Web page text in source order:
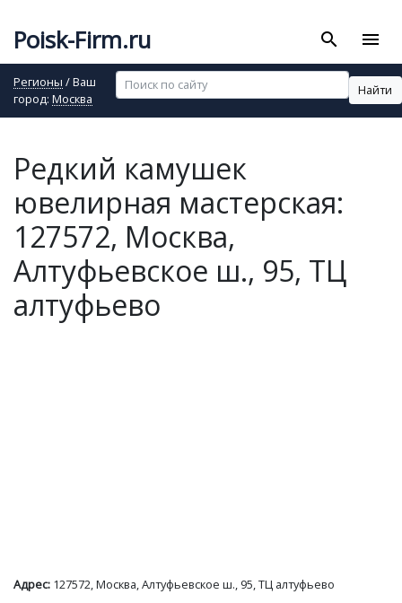
Poisk-Firm.ru search menu
Регионы / Ваш
город: Москва
Найти
Редкий камушек
ювелирная мастерская:
127572, Москва,
Алтуфьевское ш., 95, ТЦ
алтуфьево
Адрес: 127572, Москва, Алтуфьевское ш., 95, ТЦ алтуфьево